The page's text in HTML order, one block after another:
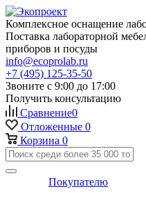
Комплексное оснащение
Поставка лабораторной
приборов и посуды
info@ecoprolab.ru
+7 (495) 125-35-50
Звоните с 9:00 до 17:00
Получить консультацию
Сравнение0
Отложенные 0
Корзина 0
Покупателю